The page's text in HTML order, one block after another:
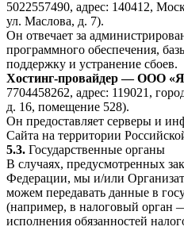
5022557490, адрес: 140412,
ул. Маслова, д. 7).
Он отвечает за
программного обеспечения,
поддержку и устранение сбоев.
Хостинг-провайдер — ООО
7704458262, адрес: 119021,
д. 16, помещение 528).
Он предоставляет серверы и
Сайта на территории
5.3. Государственные органы
В случаях, предусмотренных
Федерации, мы и/или
можем передавать данные в
(например, в налоговый орган
исполнения обязанностей